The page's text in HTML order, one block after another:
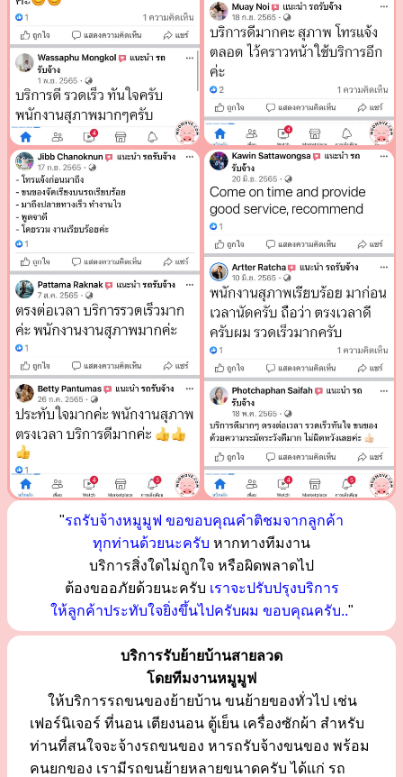
"รถรับจ้างหมูมูฟ ขอขอบคุณคำติชมจากลูกค้า
ทุกท่านด้วยนะครับ หากทางทีมงาน
บริการสิ่งใดไม่ถูกใจ หรือผิดพลาดไป
ต้องขออภัยด้วยนะครับ เราจะปรับปรุงบริการ
ให้ลูกค้าประทับใจยิ่งขึ้นไปครับผม ขอบคุณครับ.."
บริการรับย้ายบ้านสายลวด
โดยทีมงานหมูมูฟ
ให้บริการรถขนของย้ายบ้าน ขนย้ายของทั่วไป เช่น
เฟอร์นิเจอร์ ที่นอน เตียงนอน ตู้เย็น เครื่องซักผ้า สำหรับ
ท่านที่สนใจจะจ้างรถขนของ หารถรับจ้างขนของ พร้อม
คนยกของ เรามีรถขนย้ายหลายขนาดครับ ได้แก่ รถ